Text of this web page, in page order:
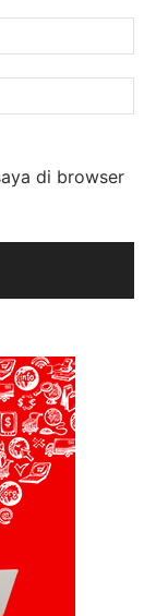
di browser